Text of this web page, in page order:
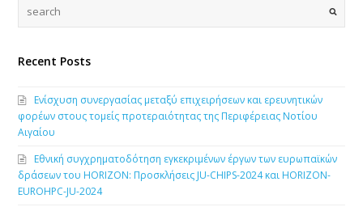
Recent Posts
Ενίσχυση συνεργασίας μεταξύ επιχειρήσεων και ερευνητικών
φορέων στους τομείς προτεραιότητας της Περιφέρειας Νοτίου
Αιγαίου
Εθνική συγχρηματοδότηση εγκεκριμένων έργων των ευρωπαϊκών
δράσεων του HORIZON: Προσκλήσεις JU-CHIPS-2024 και HORIZON-
EUROHPC-JU-2024